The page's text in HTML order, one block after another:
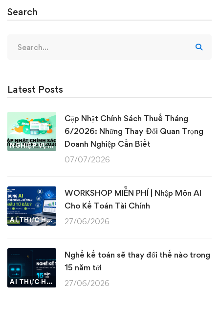
Search
for:
Latest Posts
NGHIỆP VỤ KẾ TOÁN & THUẾ
Cập Nhật Chính Sách Thuế Tháng
6/2026: Những Thay Đổi Quan Trọng
Doanh Nghiệp Cần Biết
07/07/2026
AI THỰC HÀNH
WORKSHOP MIỄN PHÍ | Nhập Môn AI
Cho Kế Toán Tài Chính
27/06/2026
AI THỰC HÀNH
Nghề kế toán sẽ thay đổi thế nào trong
15 năm tới
27/06/2026